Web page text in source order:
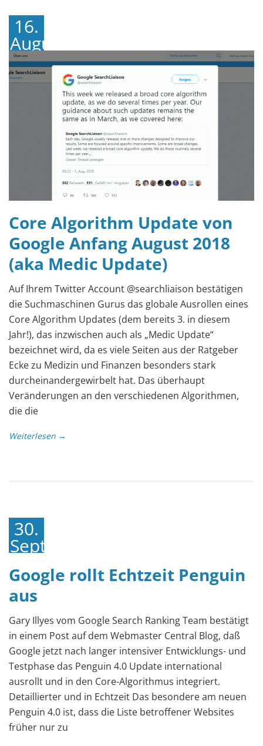
16.
August
2018
Core Algorithm Update von
Google Anfang August 2018
(aka Medic Update)
Auf Ihrem Twitter Account @searchliaison bestätigen
die Suchmaschinen Gurus das globale Ausrollen eines
Core Algorithm Updates (dem bereits 3. in diesem
Jahr!), das inzwischen auch als „Medic Update“
bezeichnet wird, da es viele Seiten aus der Ratgeber
Ecke zu Medizin und Finanzen besonders stark
durcheinandergewirbelt hat. Das überhaupt
Veränderungen an den verschiedenen Algorithmen,
die die
Weiterlesen →
30.
September
2016
Google rollt Echtzeit Penguin
aus
Gary Illyes vom Google Search Ranking Team bestätigt
in einem Post auf dem Webmaster Central Blog, daß
Google jetzt nach langer intensiver Entwicklungs- und
Testphase das Penguin 4.0 Update international
ausrollt und in den Core-Algorithmus integriert.
Detaillierter und in Echtzeit Das besondere am neuen
Penguin 4.0 ist, dass die Liste betroffener Websites
früher nur zu